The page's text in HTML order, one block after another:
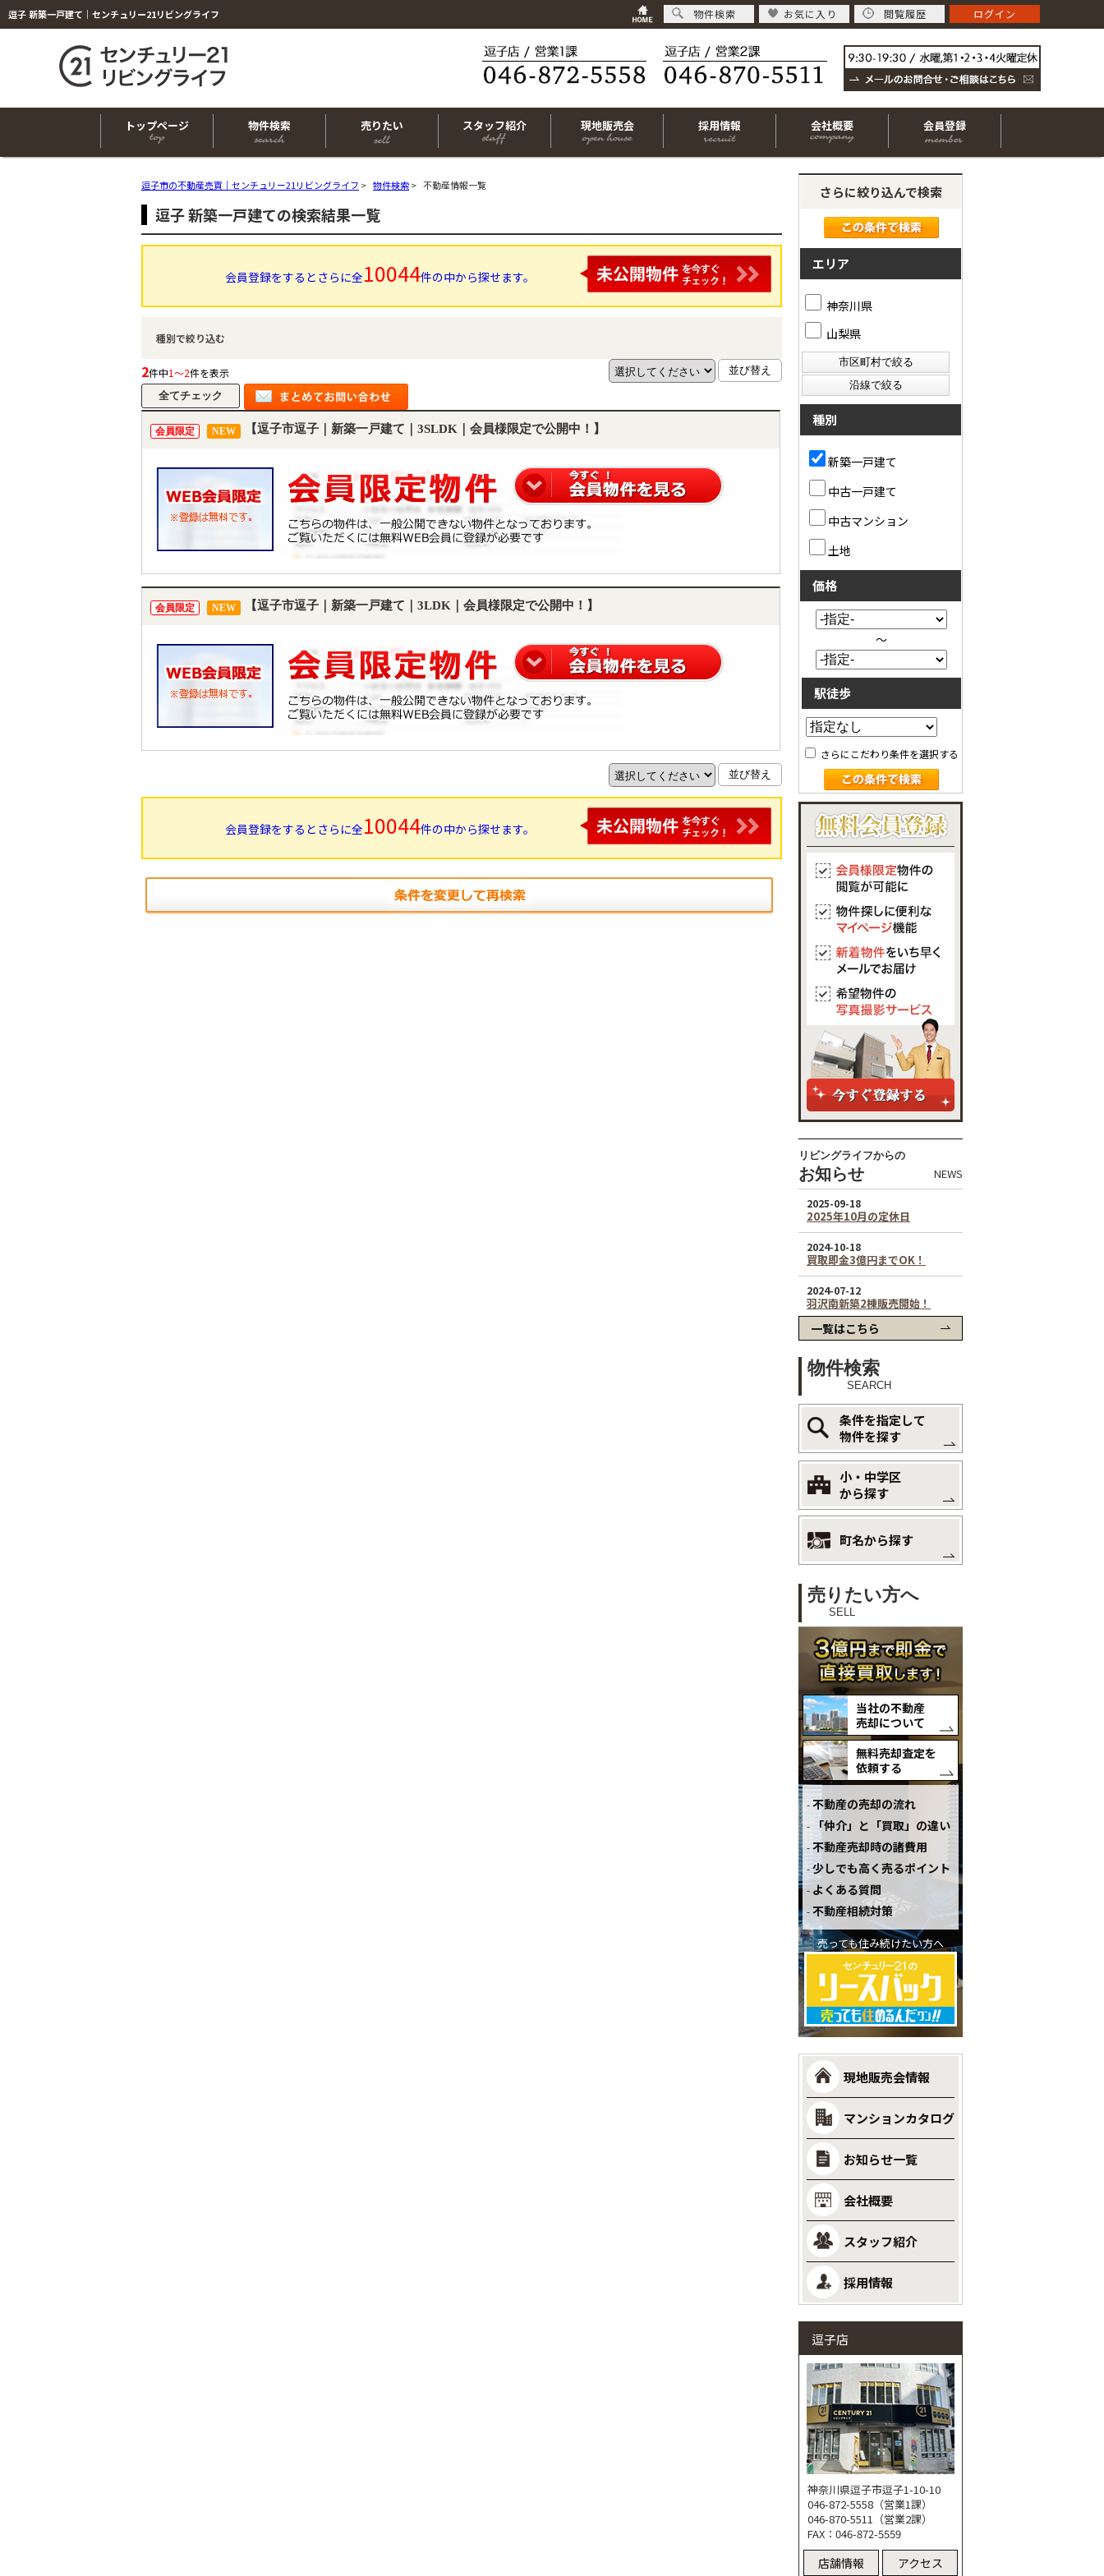
逗子 新築一戸建て｜センチュリー21リビングライフ
トップページ 物件検索 売りたい スタッフ紹介 現地販売会 採用情報 会社概要 会員登録
逗子市の不動産売買｜センチュリー21リビングライフ > 物件検索> 不動産情報一覧
逗子 新築一戸建ての検索結果一覧
会員登録をするとさらに全10044件の中から探せます。
種別で絞り込む
2件中1～2件を表示
会員限定 NEW 【逗子市逗子｜新築一戸建て｜3SLDK｜会員様限定で公開中！】
会員限定 NEW 【逗子市逗子｜新築一戸建て｜3LDK｜会員様限定で公開中！】
会員登録をするとさらに全10044件の中から探せます。
さらに絞り込んで検索
エリア
神奈川県
山梨県
種別
新築一戸建て
中古一戸建て
中古マンション
土地
価格
～
駅徒歩
さらにこだわり条件を選択する
リビングライフからの
お知らせ NEWS
一覧はこちら
物件検索
SEARCH
条件を指定して
物件を探す
小・中学区
から探す
町名から探す
売りたい方へ
SELL
当社の不動産
売却について
無料売却査定を
依頼する
不動産の売却の流れ
「仲介」と「買取」の違い
不動産売却時の諸費用
少しでも高く売るポイント
よくある質問
不動産相続対策
売っても住み続けたい方へ
現地販売会情報
マンションカタログ
お知らせ一覧
会社概要
スタッフ紹介
採用情報
逗子店
神奈川県逗子市逗子1-10-10
046-872-5558（営業1課）
046-870-5511（営業2課）
FAX：046-872-5559
店舗情報 アクセス
物件検索 お気に入り 閲覧履歴 ログイン